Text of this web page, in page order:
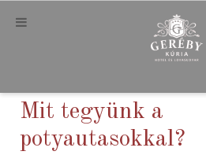
Mit tegyünk a
potyautasokkal?